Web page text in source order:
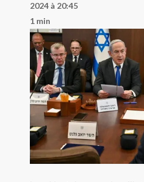
2024 à 20:45
1 min